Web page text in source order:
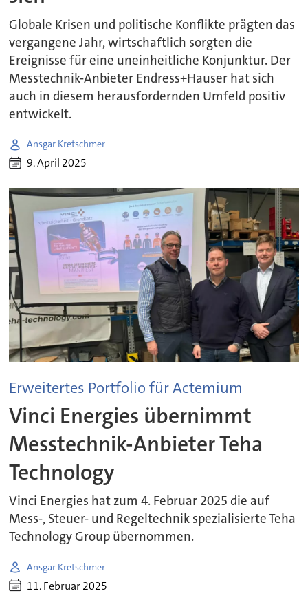
Globale Krisen und politische Konflikte prägten das
vergangene Jahr, wirtschaftlich sorgten die
Ereignisse für eine uneinheitliche Konjunktur. Der
Messtechnik-Anbieter Endress+Hauser hat sich
auch in diesem herausfordernden Umfeld positiv
entwickelt.
Ansgar Kretschmer
9. April 2025
Erweitertes Portfolio für Actemium
Vinci Energies übernimmt
Messtechnik-Anbieter Teha
Technology
Vinci Energies hat zum 4. Februar 2025 die auf
Mess-, Steuer- und Regeltechnik spezialisierte Teha
Technology Group übernommen.
Ansgar Kretschmer
11. Februar 2025